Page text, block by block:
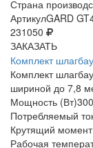
Страна
АртикулGARD
231050
ЗАКАЗАТЬ
Комплект
Комплект
шириной до 7,8
Мощность (Вт)300
Потребляемый
Крутящий
Рабочая